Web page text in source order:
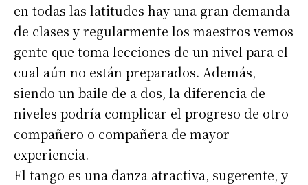
en todas las latitudes hay una gran demanda
de clases y regularmente los maestros vemos
gente que toma lecciones de un nivel para el
cual aún no están preparados. Además,
siendo un baile de a dos, la diferencia de
niveles podría complicar el progreso de otro
compañero o compañera de mayor
experiencia.
El tango es una danza atractiva, sugerente, y